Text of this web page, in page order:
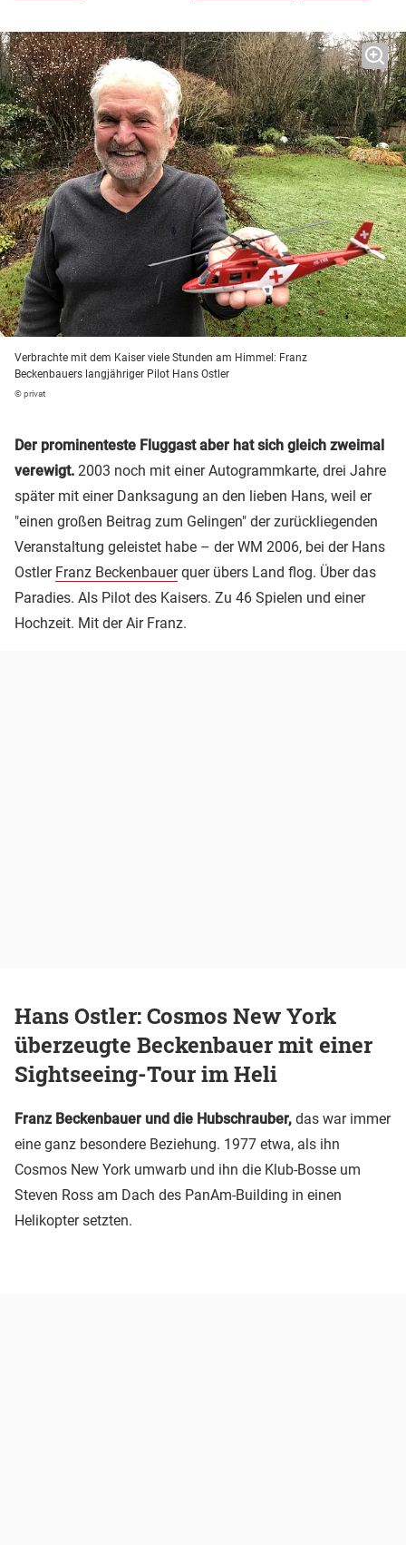
Verbrachte mit dem Kaiser viele Stunden am Himmel: Franz
Beckenbauers langjähriger Pilot Hans Ostler
© privat
Der prominenteste Fluggast aber hat sich gleich zweimal
verewigt. 2003 noch mit einer Autogrammkarte, drei Jahre
später mit einer Danksagung an den lieben Hans, weil er
"einen großen Beitrag zum Gelingen" der zurückliegenden
Veranstaltung geleistet habe – der WM 2006, bei der Hans
Ostler Franz Beckenbauerquer übers Land flog. Über das
Paradies. Als Pilot des Kaisers. Zu 46 Spielen und einer
Hochzeit. Mit der Air Franz.
Hans Ostler: Cosmos New York
überzeugte Beckenbauer mit einer
Sightseeing-Tour im Heli
Franz Beckenbauer und die Hubschrauber, das war immer
eine ganz besondere Beziehung. 1977 etwa, als ihn
Cosmos New York umwarb und ihn die Klub-Bosse um
Steven Ross am Dach des PanAm-Building in einen
Helikopter setzten.